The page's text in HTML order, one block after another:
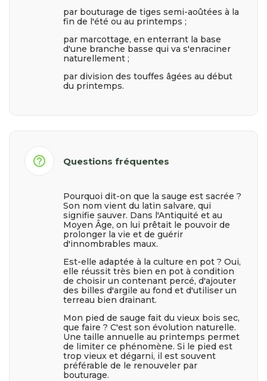
par bouturage de tiges semi-aoûtées à la
fin de l'été ou au printemps ;
par marcottage, en enterrant la base
d'une branche basse qui va s'enraciner
naturellement ;
par division des touffes âgées au début
du printemps.
help_outline Questions fréquentes
Pourquoi dit-on que la sauge est sacrée ?
Son nom vient du latin salvare, qui
signifie sauver. Dans l'Antiquité et au
Moyen Âge, on lui prêtait le pouvoir de
prolonger la vie et de guérir
d'innombrables maux.
Est-elle adaptée à la culture en pot ? Oui,
elle réussit très bien en pot à condition
de choisir un contenant percé, d'ajouter
des billes d'argile au fond et d'utiliser un
terreau bien drainant.
Mon pied de sauge fait du vieux bois sec,
que faire ? C'est son évolution naturelle.
Une taille annuelle au printemps permet
de limiter ce phénomène. Si le pied est
trop vieux et dégarni, il est souvent
préférable de le renouveler par
bouturage.